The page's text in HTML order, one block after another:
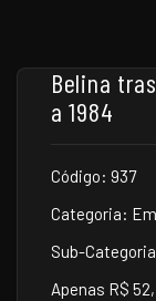
Belina
a 1984
Código: 937
Categoria:
Sub-
Apenas R$